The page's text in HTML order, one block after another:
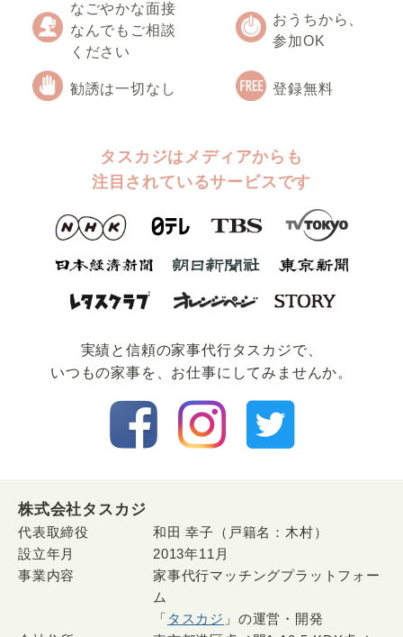
なごやかな面接
なんでもご相談
ください
おうちから、
参加OK
勧誘は一切なし 登録無料
タスカジはメディアからも
注目されているサービスです
実績と信頼の家事代⾏タスカジで、
いつもの家事を、お仕事にしてみませんか。
株式会社タスカジ
代表取締役
和田 幸子（戸籍名：木村）
設立年月
2013年11月
事業内容
家事代行マッチングプラットフォー
ム
「 タスカジ 」の運営・開発